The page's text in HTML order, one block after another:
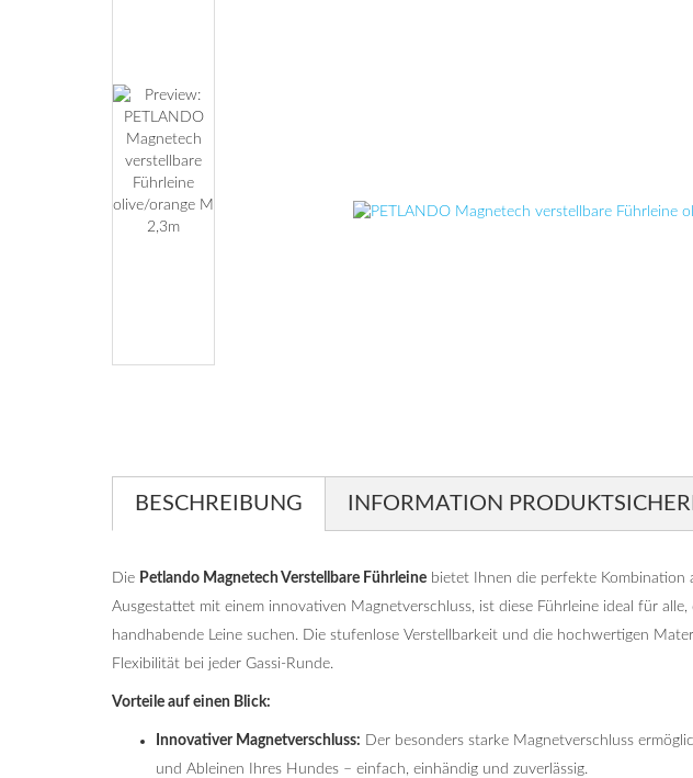
BESCHREIBUNG INFORMATION
Die Petlando Magnetech Verstellbare Führleine bietet Ihnen die perfekte
Ausgestattet mit einem innovativen Magnetverschluss, ist diese Führleine ideal für
handhabende Leine suchen. Die stufenlose Verstellbarkeit und die hochwertigen
Flexibilität bei jeder Gassi-Runde.
Vorteile auf einen Blick:
Innovativer Magnetverschluss: Der besonders starke Magnetverschluss
und Ableinen Ihres Hundes – einfach, einhändig und zuverlässig.